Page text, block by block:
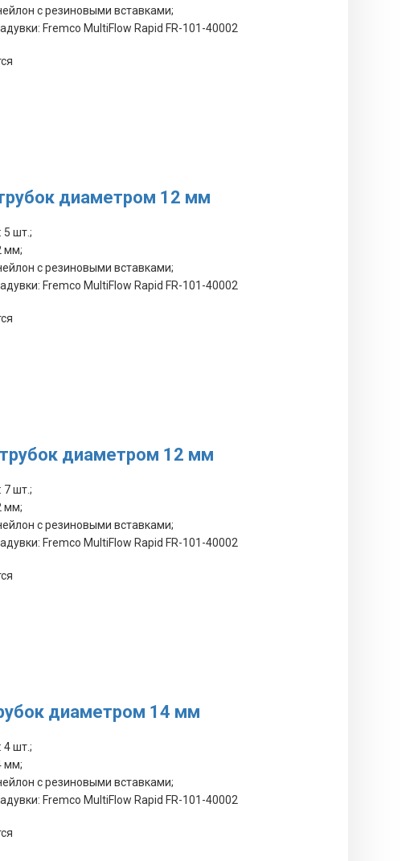
с резиновыми вставками;
Fremco MultiFlow Rapid FR-101-40002
диаметром 12 мм
5 шт.;
мм;
с резиновыми вставками;
Fremco MultiFlow Rapid FR-101-40002
диаметром 12 мм
7 шт.;
мм;
с резиновыми вставками;
Fremco MultiFlow Rapid FR-101-40002
диаметром 14 мм
4 шт.;
мм;
с резиновыми вставками;
Fremco MultiFlow Rapid FR-101-40002